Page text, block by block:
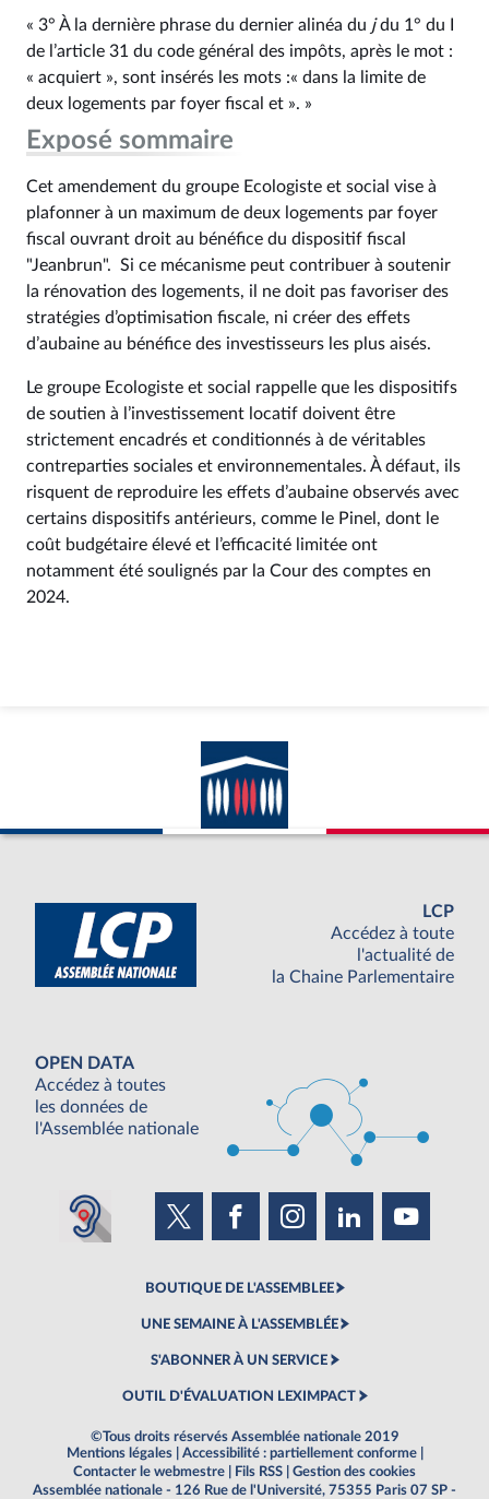
« 3° À la dernière phrase du dernier alinéa du jdu 1° du I
de l’article 31 du code général des impôts, après le mot :
« acquiert », sont insérés les mots :« dans la limite de
deux logements par foyer fiscal et ». »
Exposé sommaire
Cet amendement du groupe Ecologiste et social vise à
plafonner à un maximum de deux logements par foyer
fiscal ouvrant droit au bénéfice du dispositif fiscal
"Jeanbrun". Si ce mécanisme peut contribuer à soutenir
la rénovation des logements, il ne doit pas favoriser des
stratégies d’optimisation fiscale, ni créer des effets
d’aubaine au bénéfice des investisseurs les plus aisés.
Le groupe Ecologiste et social rappelle que les dispositifs
de soutien à l’investissement locatif doivent être
strictement encadrés et conditionnés à de véritables
contreparties sociales et environnementales. À défaut, ils
risquent de reproduire les effets d’aubaine observés avec
certains dispositifs antérieurs, comme le Pinel, dont le
coût budgétaire élevé et l’efficacité limitée ont
notamment été soulignés par la Cour des comptes en
2024.
LCP
Accédez à toute
l'actualité de
la Chaine Parlementaire
OPEN DATA
Accédez à toutes
les données de
l'Assemblée nationale
BOUTIQUE DE L'ASSEMBLEE
UNE SEMAINE À L'ASSEMBLÉE
S'ABONNER À UN SERVICE
OUTIL D'ÉVALUATION LEXIMPACT
©Tous droits réservés Assemblée nationale 2019
Mentions légales
Accessibilité : partiellement conforme
Contacter le webmestre
Fils RSS
Gestion des cookies
Assemblée nationale - 126 Rue de l'Université, 75355 Paris 07 SP -